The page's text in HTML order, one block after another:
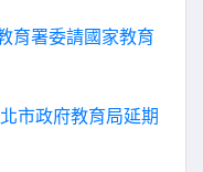
育署委請國家教育
市政府教育局延期